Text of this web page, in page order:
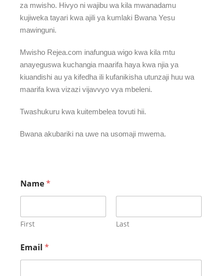
za mwisho. Hivyo ni wajibu wa kila mwanadamu
kujiweka tayari kwa ajili ya kumlaki Bwana Yesu
mawinguni.
Mwisho Rejea.com inafungua wigo kwa kila mtu
anayeguswa kuchangia maarifa haya kwa njia ya
kiuandishi au ya kifedha ili kufanikisha utunzaji huu wa
maarifa kwa vizazi vijavvyo vya mbeleni.
Twashukuru kwa kuitembelea tovuti hii.
Bwana akubariki na uwe na usomaji mwema.
Name*
First Last
Email *